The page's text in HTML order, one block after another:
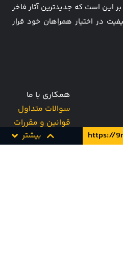
https:// بیشتر
این است که جدیدترین آثار فاخر
در اختیار همراهان خود قرار
همکاری با ما
سوالات متداول
قوانین و مقررات
پشتیبانی و تیکت